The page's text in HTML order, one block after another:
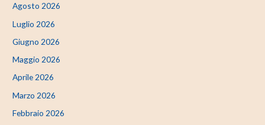
Agosto 2026
Luglio 2026
Giugno 2026
Maggio 2026
Aprile 2026
Marzo 2026
Febbraio 2026